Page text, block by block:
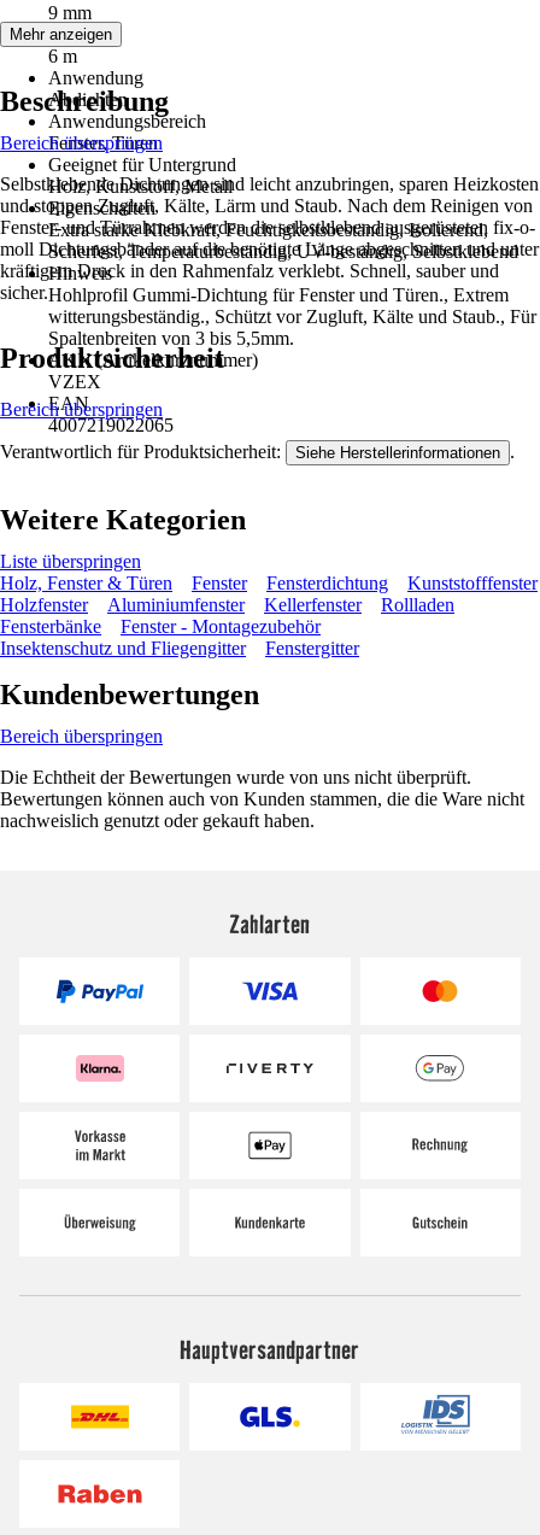
9 mm
Länge
6 m
Anwendung
Abdichten
Anwendungsbereich
Fenster, Türen
Geeignet für Untergrund
Holz, Kunststoff, Metall
Eigenschaften
Extra starke Klebkraft, Feuchtigkeitsbeständig, Isolierend,
Scherfest, Temperaturbeständig, UV-beständig, Selbstklebend
Hinweis
Hohlprofil Gummi-Dichtung für Fenster und Türen., Extrem
witterungsbeständig., Schützt vor Zugluft, Kälte und Staub., Für
Spaltenbreiten von 3 bis 5,5mm.
AKN (Artikelkurznummer)
VZEX
EAN
4007219022065
Mehr anzeigen
Beschreibung
Bereich überspringen
Selbstklebende Dichtungen sind leicht anzubringen, sparen Heizkosten
und stoppen Zugluft, Kälte, Lärm und Staub. Nach dem Reinigen von
Fenster- und Türrahmen werden die selbstklebend ausgerüsteten fix-o-
moll Dichtungsbänder auf die benötigte Länge abgeschnitten und unter
kräftigem Druck in den Rahmenfalz verklebt. Schnell, sauber und
sicher.
Produktsicherheit
Bereich überspringen
Verantwortlich für Produktsicherheit: Siehe Herstellerinformationen .
Weitere Kategorien
Liste überspringen
Holz, Fenster & Türen
Fenster Fensterdichtung
Kunststofffenster
Holzfenster
Aluminiumfenster Kellerfenster
Rollladen
Fensterbänke
Fenster - Montagezubehör
Insektenschutz und Fliegengitter
Fenstergitter
Kundenbewertungen
Bereich überspringen
Die Echtheit der Bewertungen wurde von uns nicht überprüft.
Bewertungen können auch von Kunden stammen, die die Ware nicht
nachweislich genutzt oder gekauft haben.
Zahlarten
Hauptversandpartner